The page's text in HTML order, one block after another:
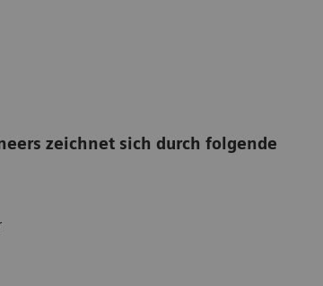
zeichnet sich durch folgende